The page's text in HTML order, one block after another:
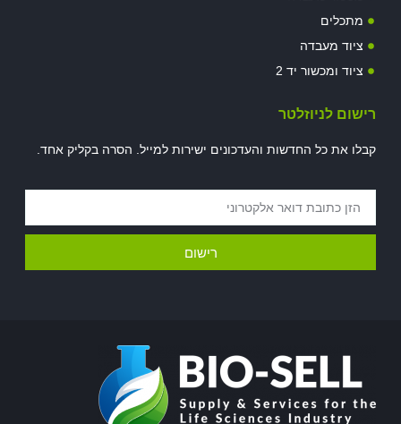
מתכלים
ציוד מעבדה
ציוד ומכשור יד 2
רישום לניוזלטר
קבלו את כל החדשות והעדכונים ישירות למייל. הסרה בקליק אחד.
רישום